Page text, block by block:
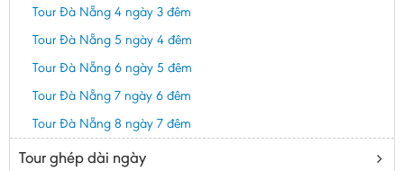
Tour Đà Nẵng 4 ngày 3 đêm
Tour Đà Nẵng 5 ngày 4 đêm
Tour Đà Nẵng 6 ngày 5 đêm
Tour Đà Nẵng 7 ngày 6 đêm
Tour Đà Nẵng 8 ngày 7 đêm
Tour ghép dài ngày